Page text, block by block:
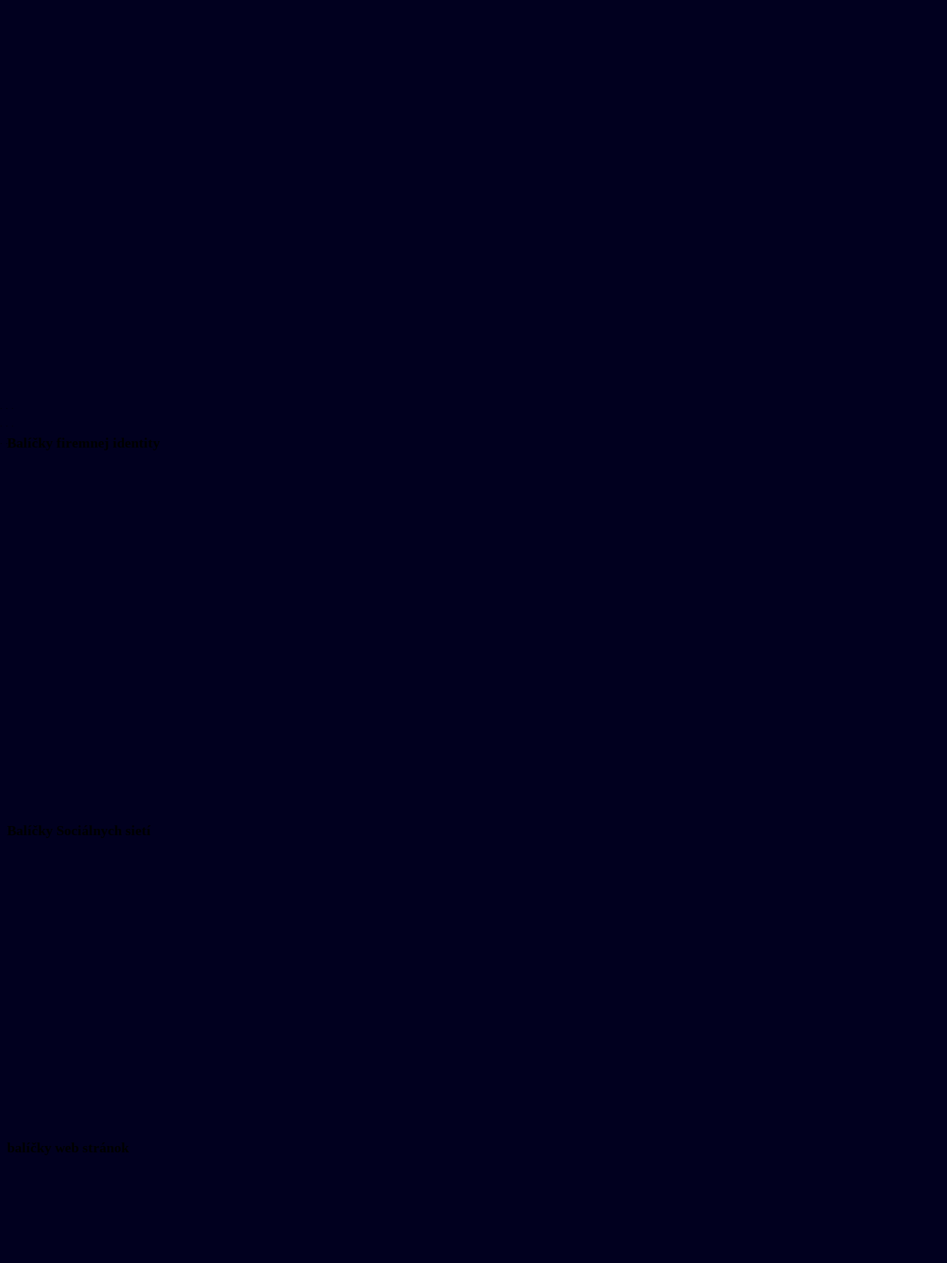
. . .
. . .
. . .Balíčky firemnej identity
Balíčky Sociálnych sietí
balíčky web stránok